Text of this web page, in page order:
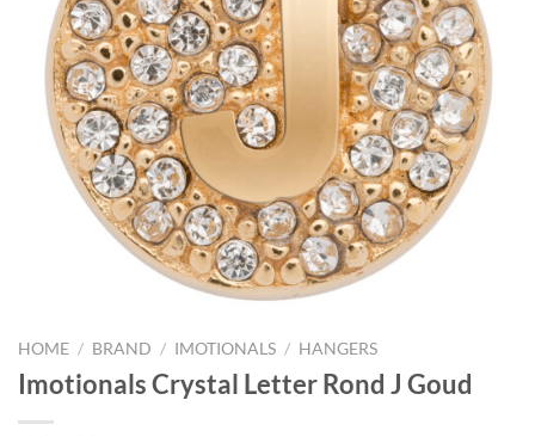
HOME / BRAND / IMOTIONALS / HANGERS
Imotionals Crystal Letter Rond J Goud